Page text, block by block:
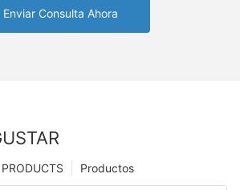
Enviar Consulta Ahora
Productos
PRODUCTS